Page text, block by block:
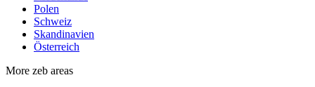
Polen
Schweiz
Skandinavien
Österreich
More zeb areas